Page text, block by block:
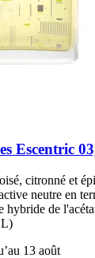
Escentric
citronné et
neutre en
hybride de
L)
13 août